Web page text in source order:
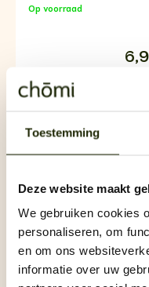
Toestemming
Deze website maakt
We gebruiken cookies
personaliseren, om
en om ons
informatie over uw
Op voorraad
Bekijk
Chomi Pets -
Lamskophuid